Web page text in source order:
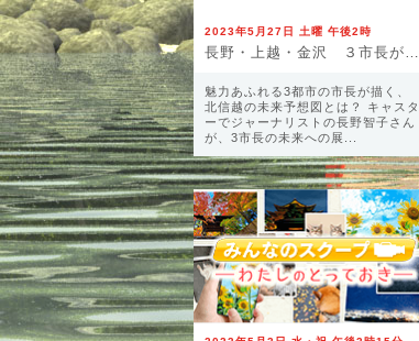
2023年5月27日 土曜 午後2時
長野・上越・金沢 ３市長が...
魅力あふれる3都市の市長が描く、
北信越の未来予想図とは？ キャスタ
ーでジャーナリストの長野智子さん
が、3市長の未来への展...